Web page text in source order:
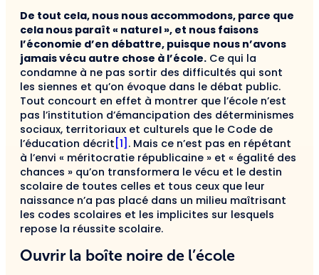
De tout cela, nous nous accommodons, parce que
cela nous paraît « naturel », et nous faisons
l’économie d’en débattre, puisque nous n’avons
jamais vécu autre chose à l’école. Ce qui la
condamne à ne pas sortir des difficultés qui sont
les siennes et qu’on évoque dans le débat public.
Tout concourt en effet à montrer que l’école n’est
pas l’institution d’émancipation des déterminismes
sociaux, territoriaux et culturels que le Code de
l’éducation décrit [1] . Mais ce n’est pas en répétant
à l’envi « méritocratie républicaine » et « égalité des
chances » qu’on transformera le vécu et le destin
scolaire de toutes celles et tous ceux que leur
naissance n’a pas placé dans un milieu maîtrisant
les codes scolaires et les implicites sur lesquels
repose la réussite scolaire.
Ouvrir la boîte noire de l’école